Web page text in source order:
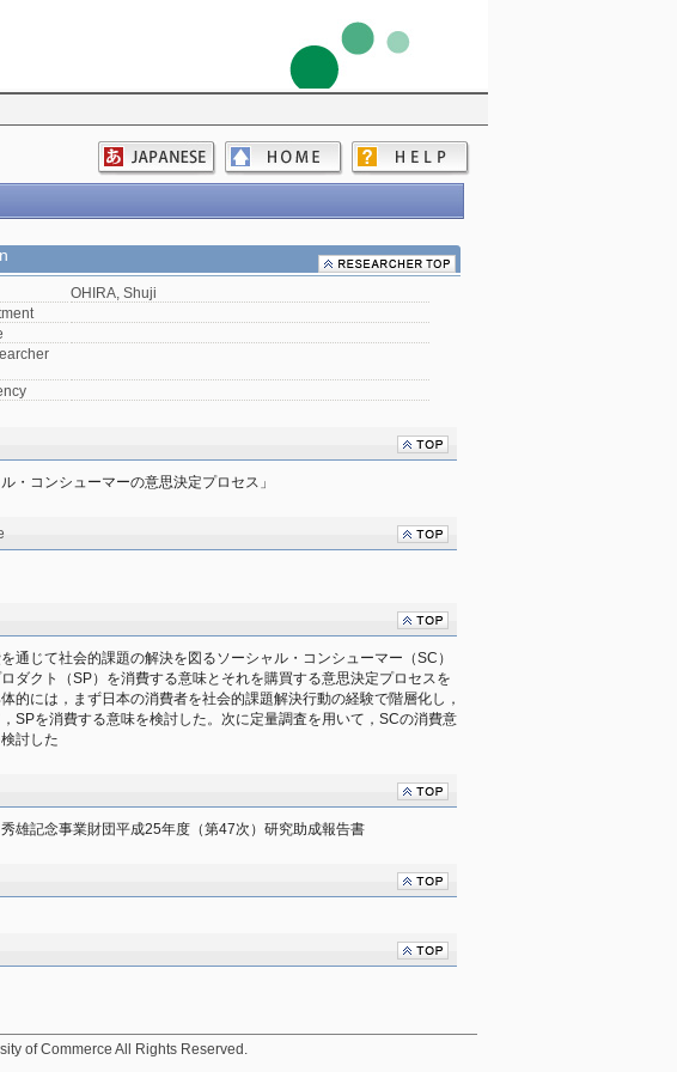
OHIRA, Shuji
・コンシューマーの意思決定プロセス」
通じて社会的課題の解決を図るソーシャル・コンシューマー（SC）
ダクト（SP）を消費する意味とそれを購買する意思決定プロセスを
的には，まず日本の消費者を社会的課題解決行動の経験で階層化し，
SPを消費する意味を検討した。次に定量調査を用いて，SCの消費意
討した
雄記念事業財団平成25年度（第47次）研究助成報告書